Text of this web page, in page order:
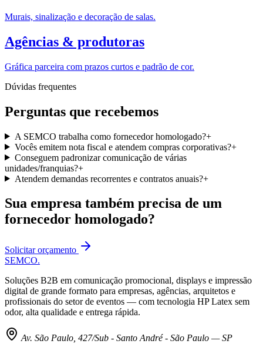
Murais, sinalização e decoração de salas.
Agências & produtoras
Gráfica parceira com prazos curtos e padrão de cor.
Dúvidas frequentes
Perguntas que recebemos
A SEMCO trabalha como fornecedor homologado?+
Vocês emitem nota fiscal e atendem compras corporativas?+
Conseguem padronizar comunicação de várias
unidades/franquias?+
Atendem demandas recorrentes e contratos anuais?+
Sua empresa também precisa de um
fornecedor homologado?
Solicitar orçamento
SEMCO.
Soluções B2B em comunicação promocional, displays e impressão
digital de grande formato para empresas, agências, arquitetos e
profissionais do setor de eventos — com tecnologia HP Latex sem
odor, alta qualidade e entrega rápida.
Av. São Paulo, 427/Sub - Santo André - São Paulo — SP